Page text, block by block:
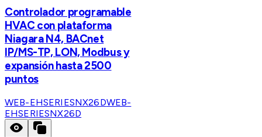
Controlador programable
HVAC con plataforma
Niagara N4, BACnet
IP/MS-TP, LON, Modbus y
expansión hasta 2500
puntos
WEB-EHSERIESNX26DWEB-
EHSERIESNX26D